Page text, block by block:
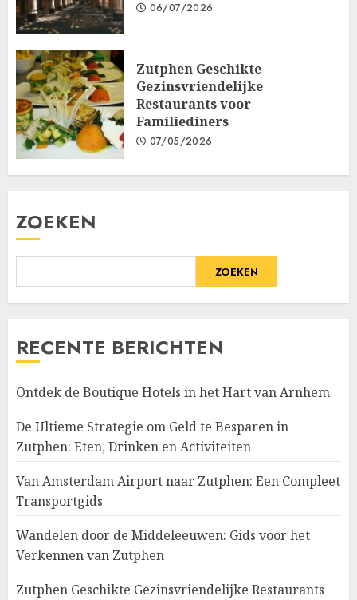
06/07/2026
Zutphen Geschikte
Gezinsvriendelijke
Restaurants voor
Familiediners
07/05/2026
ZOEKEN
ZOEKEN
RECENTE BERICHTEN
Ontdek de Boutique Hotels in het Hart van Arnhem
De Ultieme Strategie om Geld te Besparen in
Zutphen: Eten, Drinken en Activiteiten
Van Amsterdam Airport naar Zutphen: Een Compleet
Transportgids
Wandelen door de Middeleeuwen: Gids voor het
Verkennen van Zutphen
Zutphen Geschikte Gezinsvriendelijke Restaurants